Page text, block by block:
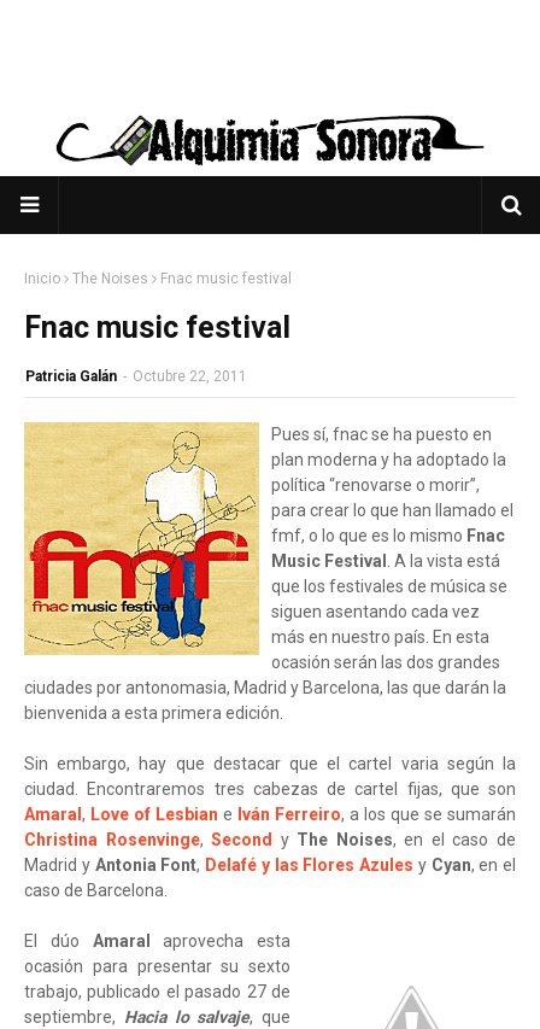
Inicio The Noises Fnac music festival
Fnac music festival
Patricia Galán - Octubre 22, 2011
Pues sí, fnac se ha puesto en
plan moderna y ha adoptado la
política “renovarse o morir”,
para crear lo que han llamado el
fmf, o lo que es lo mismo Fnac
Music Festival . A la vista está
que los festivales de música se
siguen asentando cada vez
más en nuestro país. En esta
ocasión serán las dos grandes
ciudades por antonomasia, Madrid y Barcelona, las que darán la
bienvenida a esta primera edición.
Sin embargo, hay que destacar que el cartel varia según la
ciudad. Encontraremos tres cabezas de cartel fijas, que son
Amaral , Love of Lesbian e Iván Ferreiro, a los que se sumarán
Christina Rosenvinge,Second yThe Noises, en el caso de
Madrid y Antonia Font, Delafé y las Flores Azules yCyan, en el
caso de Barcelona.
El dúo Amaral
aprovecha esta
ocasión para presentar su sexto
trabajo, publicado el pasado 27 de
septiembre, Hacia lo salvaje, que